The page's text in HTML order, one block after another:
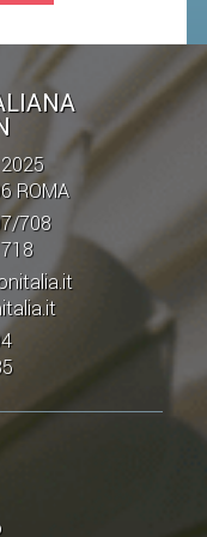
ROMA
708
NAZIONALE
TERRITORIALI